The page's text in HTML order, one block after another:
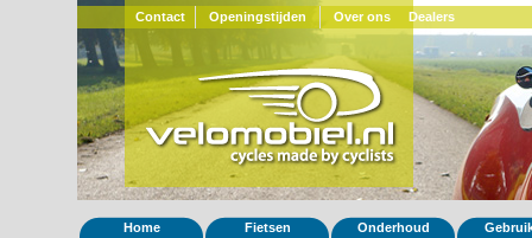
Contact Openingstijden Over ons Dealers
Home Fietsen Onderhoud